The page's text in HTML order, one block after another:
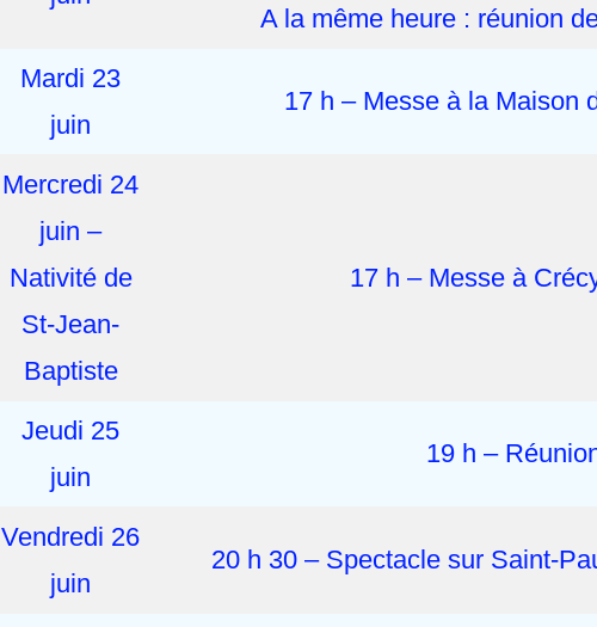
A la même heure : réunion
Mardi 23
juin
17 h – Messe à la Maison
Mercredi 24
juin –
Nativité de
St-Jean-
Baptiste
17 h – Messe à
Jeudi 25
juin
19 h –
Vendredi 26
juin
20 h 30 – Spectacle sur Saint-